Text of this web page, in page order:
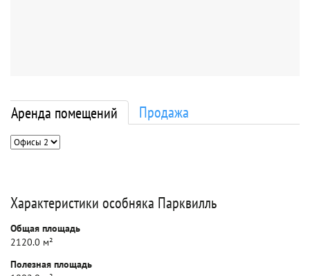
Аренда помещений Продажа
Характеристики особняка Парквилль
Общая площадь
2120.0 м²
Полезная площадь